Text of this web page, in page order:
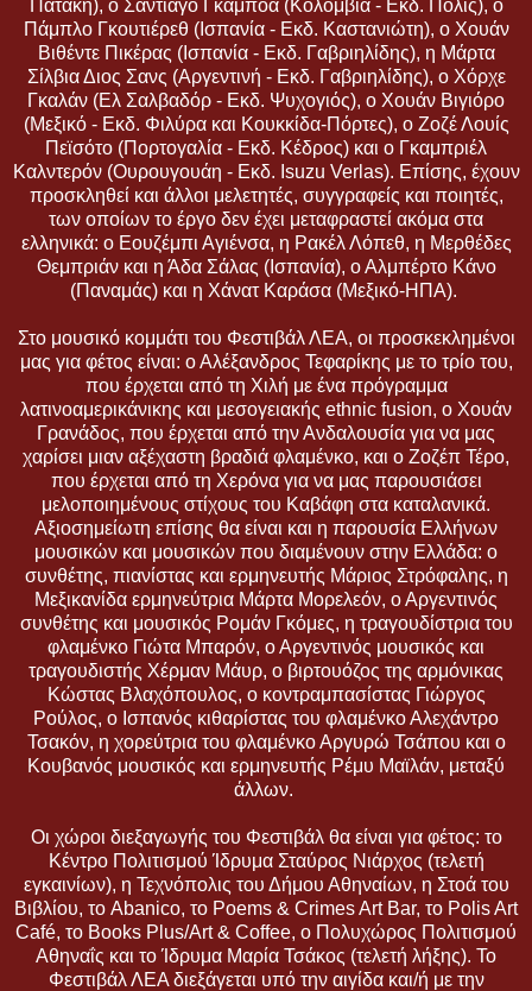
Πατάκη), ο Σαντιάγο Γκαμπόα (Κολομβία - Εκδ. Πόλις), ο
Πάμπλο Γκουτιέρεθ (Ισπανία - Εκδ. Καστανιώτη), ο Χουάν
Βιθέντε Πικέρας (Ισπανία - Εκδ. Γαβριηλίδης), η Μάρτα
Σίλβια Διος Σανς (Αργεντινή - Εκδ. Γαβριηλίδης), ο Χόρχε
Γκαλάν (Ελ Σαλβαδόρ - Εκδ. Ψυχογιός), ο Χουάν Βιγιόρο
(Μεξικό - Εκδ. Φιλύρα και Κουκκίδα-Πόρτες), ο Ζοζέ Λουίς
Πεϊσότο (Πορτογαλία - Εκδ. Κέδρος) και ο Γκαμπριέλ
Καλντερόν (Ουρουγουάη - Εκδ. Isuzu Verlas). Επίσης, έχουν
προσκληθεί και άλλοι μελετητές, συγγραφείς και ποιητές,
των οποίων το έργο δεν έχει μεταφραστεί ακόμα στα
ελληνικά: ο Εουζέμπι Αγιένσα, η Ρακέλ Λόπεθ, η Μερθέδες
Θεμπριάν και η Άδα Σάλας (Ισπανία), ο Αλμπέρτο Κάνο
(Παναμάς) και η Χάνατ Καράσα (Μεξικό-ΗΠΑ).
Στο μουσικό κομμάτι του Φεστιβάλ ΛΕΑ, οι προσκεκλημένοι
μας για φέτος είναι: ο Αλέξανδρος Τεφαρίκης με το τρίο του,
που έρχεται από τη Χιλή με ένα πρόγραμμα
λατινοαμερικάνικης και μεσογειακής ethnic fusion, ο Χουάν
Γρανάδος, που έρχεται από την Ανδαλουσία για να μας
χαρίσει μιαν αξέχαστη βραδιά φλαμένκο, και ο Ζοζέπ Τέρο,
που έρχεται από τη Χερόνα για να μας παρουσιάσει
μελοποιημένους στίχους του Καβάφη στα καταλανικά.
Αξιοσημείωτη επίσης θα είναι και η παρουσία Ελλήνων
μουσικών και μουσικών που διαμένουν στην Ελλάδα: ο
συνθέτης, πιανίστας και ερμηνευτής Μάριος Στρόφαλης, η
Μεξικανίδα ερμηνεύτρια Μάρτα Μορελεόν, ο Αργεντινός
συνθέτης και μουσικός Ρομάν Γκόμες, η τραγουδίστρια του
φλαμένκο Γιώτα Μπαρόν, ο Αργεντινός μουσικός και
τραγουδιστής Χέρμαν Μάυρ, ο βιρτουόζος της αρμόνικας
Κώστας Βλαχόπουλος, ο κοντραμπασίστας Γιώργος
Ρούλος, ο Ισπανός κιθαρίστας του φλαμένκο Αλεχάντρο
Τσακόν, η χορεύτρια του φλαμένκο Αργυρώ Τσάπου και ο
Κουβανός μουσικός και ερμηνευτής Ρέμυ Μαϊλάν, μεταξύ
άλλων.
Οι χώροι διεξαγωγής του Φεστιβάλ θα είναι για φέτος: το
Κέντρο Πολιτισμού Ίδρυμα Σταύρος Νιάρχος (τελετή
εγκαινίων), η Τεχνόπολις του Δήμου Αθηναίων, η Στοά του
Βιβλίου, το Abanico, το Poems & Crimes Art Bar, το Polis Art
Café, το Books Plus/Art & Coffee, ο Πολυχώρος Πολιτισμού
Αθηναΐς και το Ίδρυμα Μαρία Τσάκος (τελετή λήξης). Το
Φεστιβάλ ΛΕΑ διεξάγεται υπό την αιγίδα και/ή με την